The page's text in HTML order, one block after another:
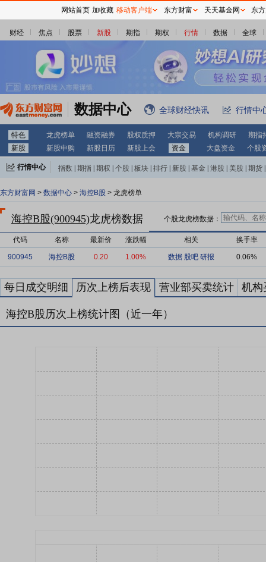
财经 焦点 股票 新股 期指 期权 行情 数据 全球
数据中心 全球财经快讯 行情中
特色 龙虎榜单 融资融券 股权质押 大宗交易 机构调研
期指
新股
新股申购 新股日历 新股上会 资金 大盘资金 个股
行情中心 指数 期指 期权 个股 板块 排行 新股 基金 港股 美股 期货
东方财富网 > 数据中心 > 海控B股 > 龙虎榜单
海控B股(900945)龙虎榜数据 个股龙虎榜数据：
代码 名称 最新价 涨跌幅 相关 换手率
900945 海控B股 0.20 1.00% 数据 股吧 研报 0.06%
每日成交明细 历次上榜后表现 营业部买卖统计 机构
海控B股历次上榜统计图（近一年）
网站首页 加收藏 移动客户端 东方财富 天天基金网 东